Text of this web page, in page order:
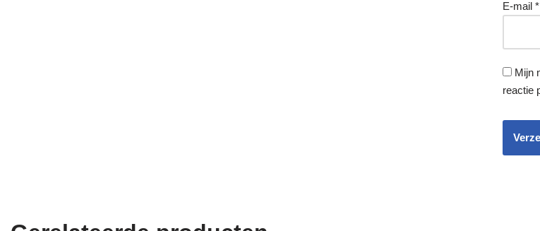
E-mail *
Mijn
reactie